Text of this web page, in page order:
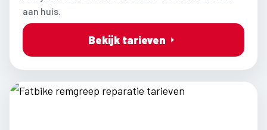
aan huis.
Bekijk tarieven